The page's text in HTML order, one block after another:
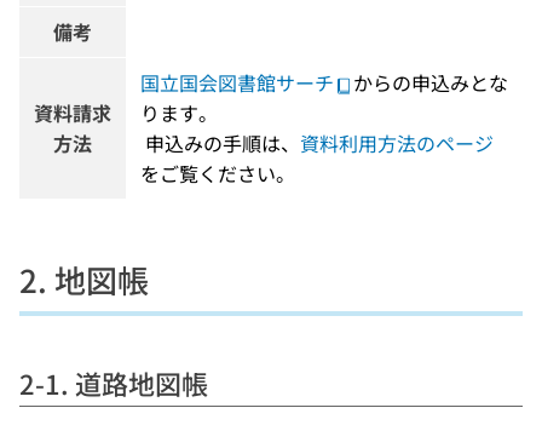
備考
資料請求
方法
国立国会図書館サーチ
からの申込みとな
ります。
申込みの手順は、 資料利用方法のページ
をご覧ください。
2. 地図帳
2-1. 道路地図帳